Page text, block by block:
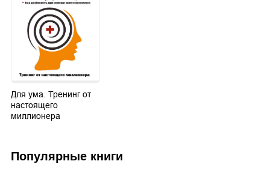
Для ума. Тренинг от
настоящего
миллионера
Популярные книги